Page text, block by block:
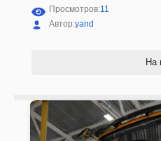
Просмотров:11
Автор:yand
На